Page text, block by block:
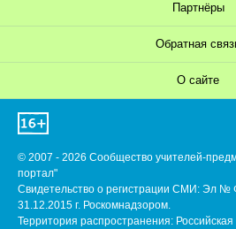
Партнёры
Обратная
О сайте
© 2007 - 2026 Сообщество учителей-
портал"
Свидетельство о регистрации СМИ: Эл
31.12.2015 г. Роскомнадзором.
Территория распространения: